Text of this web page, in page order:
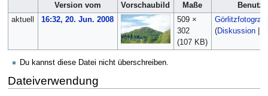
Version vom Vorschaubild Maße
aktuell
16:32, 20. Jun. 2008
509 ×
302
(107 KB)
Görlitzfotograf
(Diskussion|
Du kannst diese Datei nicht überschreiben.
Dateiverwendung